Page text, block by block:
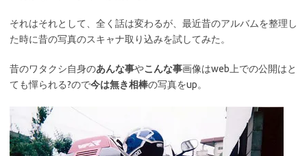
それはそれとして、全く話は変わるが、最近昔のアルバムを整理し
た時に昔の写真のスキャナ取り込みを試してみた。
昔のワタクシ自身のあんな事やこんな事画像はweb上での公開はと
ても憚られる?ので今は無き相棒の写真をup。